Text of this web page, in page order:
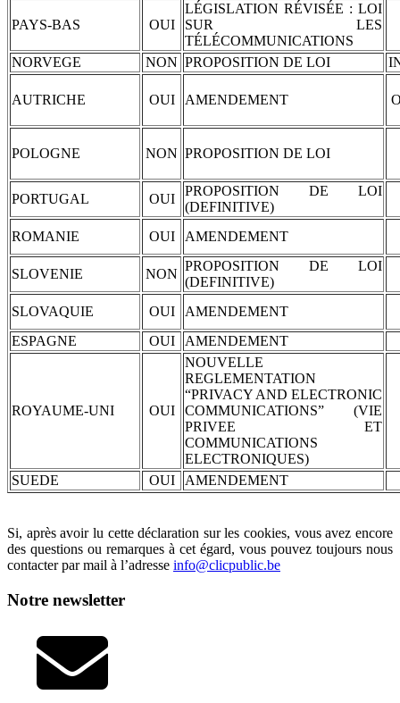
PAYS-BAS OUI
LÉGISLATION RÉVISÉE : LOI
SUR LES
TÉLÉCOMMUNICATIONS
NORVEGE
NON PROPOSITION DE LOI
AUTRICHE OUI AMENDEMENT
POLOGNE NON PROPOSITION DE LOI
PORTUGAL OUI
PROPOSITION DE LOI
(DEFINITIVE)
ROMANIE
OUI AMENDEMENT
SLOVENIE NON
PROPOSITION DE LOI
(DEFINITIVE)
SLOVAQUIE
OUI
AMENDEMENT
ESPAGNE
OUI AMENDEMENT
ROYAUME-UNI OUI
NOUVELLE
REGLEMENTATION
“PRIVACY AND ELECTRONIC
COMMUNICATIONS” (VIE
PRIVEE ET
COMMUNICATIONS
ELECTRONIQUES)
SUEDE
OUI AMENDEMENT
Si, après avoir lu cette déclaration sur les cookies, vous avez encore
des questions ou remarques à cet égard, vous pouvez toujours nous
contacter par mail à l’adresse info@clicpublic.be
Notre newsletter